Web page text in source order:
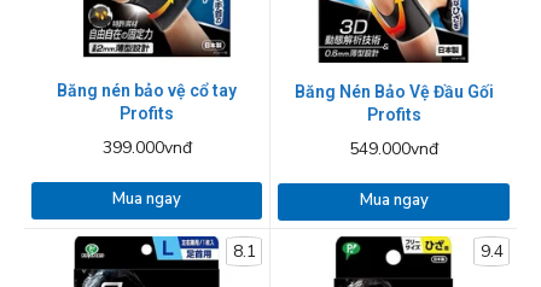
Băng nén bảo vệ cổ tay
Profits
399.000vnđ
Mua ngay
Băng Nén Bảo Vệ Đầu Gối
Profits
549.000vnđ
Mua ngay
8.1 9.4